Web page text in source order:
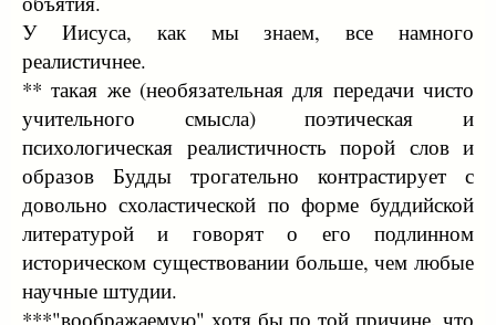
У Иисуса, как мы знаем, все намного
реалистичнее.
** такая же (необязательная для передачи чисто
учительного смысла) поэтическая и
психологическая реалистичность порой слов и
образов Будды трогательно контрастирует с
довольно схоластической по форме буддийской
литературой и говорят о его подлинном
историческом существовании больше, чем любые
научные штудии.
***"воображаемую" хотя бы по той причине, что